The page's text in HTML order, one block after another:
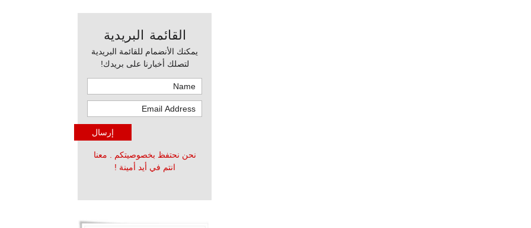
القائمة البريدية
يمكنك الأنضمام للقائمة البريدية
لتصلك أخبارنا على بريدك!
نحن نحتفظ بخصوصيتكم . معنا
انتم في أيد أمينة !